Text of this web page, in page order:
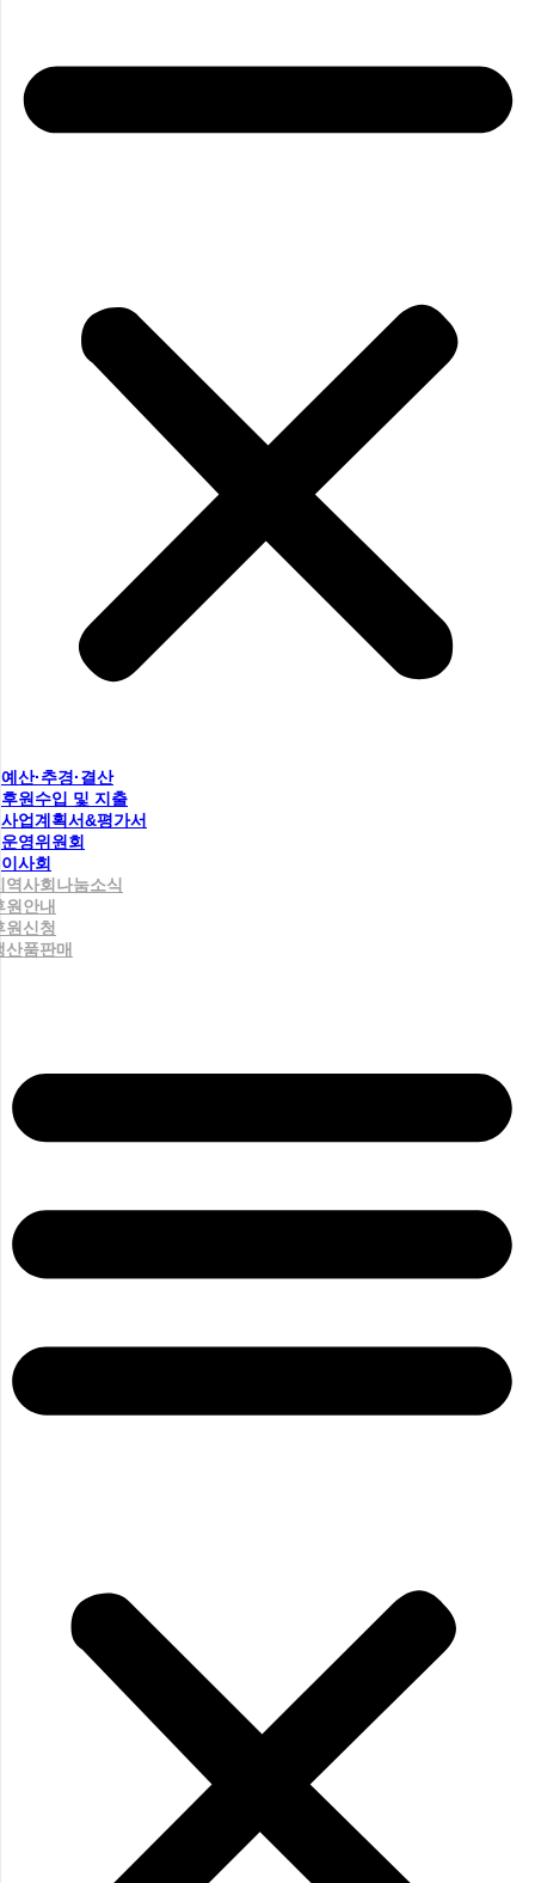
예산·추경·결산
후원수입 및 지출
사업계획서&평가서
운영위원회
이사회
역사회나눔소식
원안내
원신청
산품판매